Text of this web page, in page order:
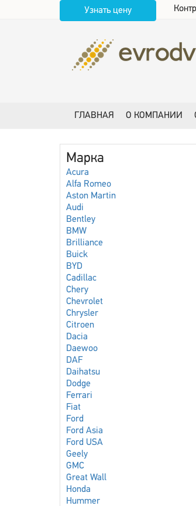
Узнать цену
ГЛАВНАЯ О КОМПАНИИ
Марка
Acura
Alfa Romeo
Aston Martin
Audi
Bentley
BMW
Brilliance
Buick
BYD
Cadillac
Chery
Chevrolet
Chrysler
Citroen
Dacia
Daewoo
DAF
Daihatsu
Dodge
Ferrari
Fiat
Ford
Ford Asia
Ford USA
Geely
GMC
Great Wall
Honda
Hummer